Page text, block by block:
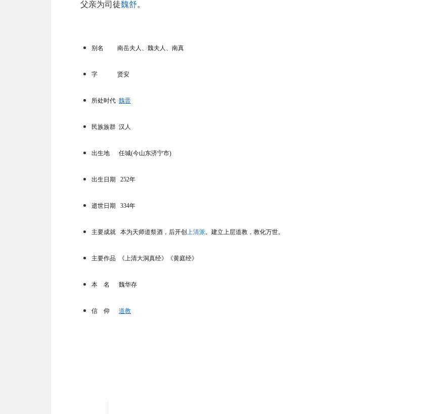
父亲为司徒魏舒。
别名 南岳夫人 、 魏夫人 、 南真
字 贤安
所处时代 魏晋
民族族群 汉人
出生地 任城(今山东济宁市)
出生日期 252年
逝世日期 334年
主要成就 本为天师道祭酒，后开创 上清派。建立上层道教，教化万世。
主要作品 《上清大洞真经》《黄庭经》
本 名 魏华存
信 仰 道教